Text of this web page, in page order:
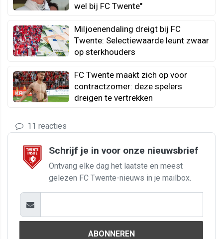
wel bij FC Twente"
Miljoenendaling dreigt bij FC
Twente: Selectiewaarde leunt zwaar
op sterkhouders
FC Twente maakt zich op voor
contractzomer: deze spelers
dreigen te vertrekken
11 reacties
Schrijf je in voor onze nieuwsbrief
Ontvang elke dag het laatste en meest
gelezen FC Twente-nieuws in je mailbox.
ABONNEREN